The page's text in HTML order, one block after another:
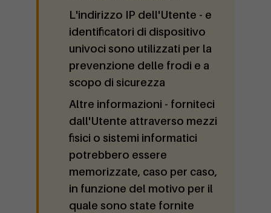
L'indirizzo IP dell'Utente - e
identificatori di dispositivo
univoci sono utilizzati per la
prevenzione delle frodi e a
scopo di sicurezza
Altre informazioni - forniteci
dall'Utente attraverso mezzi
fisici o sistemi informatici
potrebbero essere
memorizzate, caso per caso,
in funzione del motivo per il
quale sono state fornite